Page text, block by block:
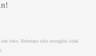
toko. Beberapa toko mungkin tidak